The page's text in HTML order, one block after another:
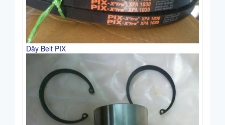
Dây Belt PIX